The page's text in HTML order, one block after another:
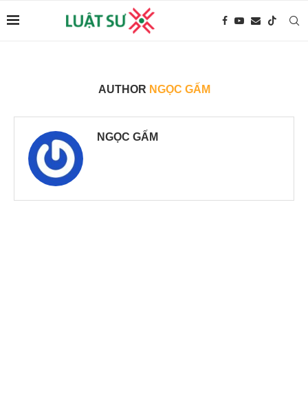
AUTHOR NGỌC GẤM
NGỌC GẤM